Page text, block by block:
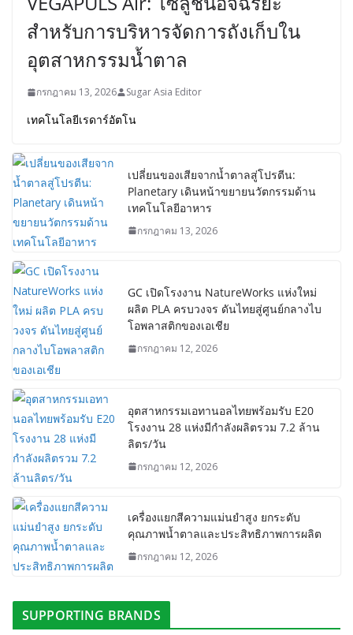
สำหรับการบริหารจัดการถังเก็บใน
อุตสาหกรรมน้ำตาล
กรกฎาคม 13, 2026 Sugar Asia Editor
เทคโนโลยีเรดาร์อัตโน
เปลี่ยนของเสียจากน้ำตาลสู่โปรตีน:
Planetary เดินหน้าขยายนวัตกรรมด้าน
เทคโนโลยีอาหาร
กรกฎาคม 13, 2026
GC เปิดโรงงาน NatureWorks แห่งใหม่
ผลิต PLA ครบวงจร ดันไทยสู่ศูนย์กลางไบ
โอพลาสติกของเอเชีย
กรกฎาคม 12, 2026
อุตสาหกรรมเอทานอลไทยพร้อมรับ E20
โรงงาน 28 แห่งมีกำลังผลิตรวม 7.2 ล้าน
ลิตร/วัน
กรกฎาคม 12, 2026
เครื่องแยกสีความแม่นยำสูง ยกระดับ
คุณภาพน้ำตาลและประสิทธิภาพการผลิต
กรกฎาคม 12, 2026
SUPPORTING BRANDS